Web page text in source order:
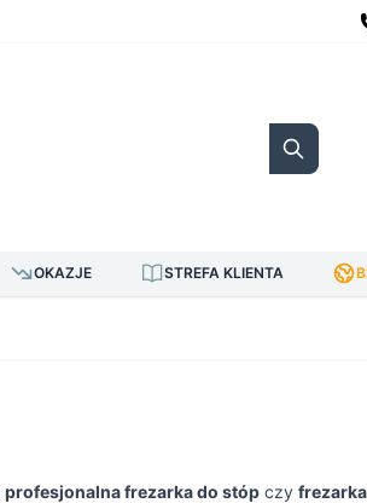
Search
OKAZJE STREFA KLIENTA
profesjonalna frezarka do stóp czy